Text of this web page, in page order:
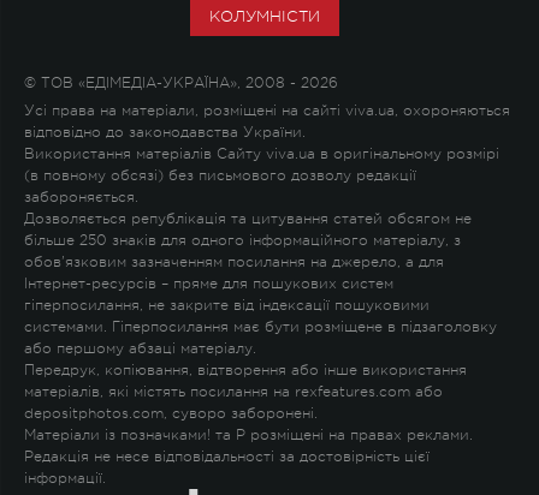
КОЛУМНІСТИ
© ТОВ «ЕДІМЕДІА-УКРАЇНА», 2008 - 2026
Усі права на матеріали, розміщені на сайті viva.ua, охороняються
відповідно до законодавства України.
Використання матеріалів Сайту viva.ua в оригінальному розмірі
(в повному обсязі) без письмового дозволу редакції
забороняється.
Дозволяється републікація та цитування статей обсягом не
більше 250 знаків для одного інформаційного матеріалу, з
обов'язковим зазначенням посилання на джерело, а для
Інтернет-ресурсів – пряме для пошукових систем
гіперпосилання, не закрите від індексації пошуковими
системами. Гіперпосилання має бути розміщене в підзаголовку
або першому абзаці матеріалу.
Передрук, копіювання, відтворення або інше використання
матеріалів, які містять посилання на rexfeatures.com або
depositphotos.com, суворо заборонені.
Матеріали із позначками! та P розміщені на правах реклами.
Редакція не несе відповідальності за достовірність цієї
інформації.